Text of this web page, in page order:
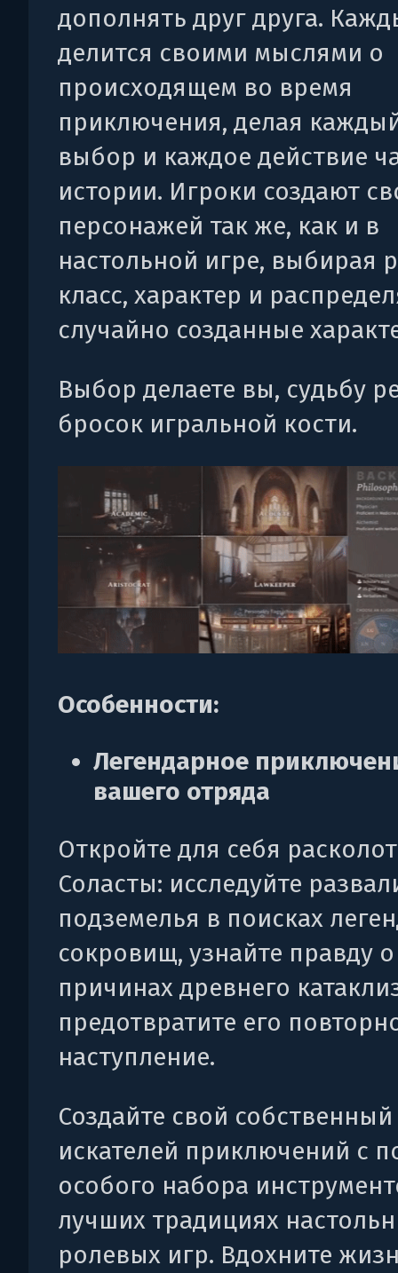
дополнять друг друга.
делится своими мыслями о
происходящем во время
приключения, делая
выбор и каждое действие
истории. Игроки создают
персонажей так же, как и в
настольной игре, выбирая
класс, характер и
случайно созданные
Выбор делаете вы, судьбу
бросок игральной кости.
Особенности:
Легендарное
вашего отряда
Откройте для себя
Соласты: исследуйте
подземелья в поисках
сокровищ, узнайте правду о
причинах древнего
предотвратите его
наступление.
Создайте свой
искателей приключений с
особого набора
лучших традициях
ролевых игр. Вдохните